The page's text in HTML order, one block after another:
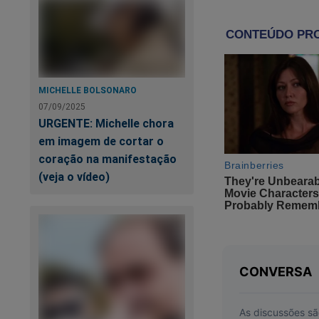
MICHELLE BOLSONARO
07/09/2025
URGENTE: Michelle chora
em imagem de cortar o
coração na manifestação
(veja o vídeo)
Sabe Regina, não
Queria poder lhe
pessoa! Eu e boa
tão edificantes, e
Entre as
com o presidente,
apagá-la.
E você Regina,
hipócritas
Quero falar sobre
de sair de cena,